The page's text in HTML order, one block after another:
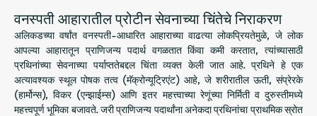
वनस्पती आहारातील प्रोटीन सेवनाच्या चिंतेचे निराकरण
अलिकडच्या वर्षांत वनस्पती-आधारित आहाराच्या वाढत्या लोकप्रियतेमुळे, जे लोक
आपल्या आहारातून प्राणिजन्य पदार्थ वगळतात किंवा कमी करतात, त्यांच्यासाठी
प्रथिनांच्या सेवनाच्या पर्याप्ततेबद्दल चिंता व्यक्त केली जात आहे. प्रथिने हे एक
अत्यावश्यक स्थूल पोषक तत्व (मॅक्रोन्यूट्रिएंट) आहे, जे शरीरातील ऊती, संप्रेरके
(हार्मोन्स), विकर (एन्झाईम्स) आणि इतर महत्त्वाच्या रेणूंच्या निर्मिती व दुरुस्तीमध्ये
महत्त्वपूर्ण भूमिका बजावते. जरी प्राणिजन्य पदार्थांना अनेकदा प्रथिनांचा प्राथमिक स्रोत